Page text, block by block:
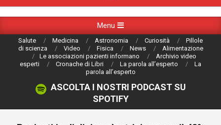
Navigation
Menu
Salute Medicina Astronomia Curiosità
Pillole
di scienza
Video Fisica News
Alimentazione
Le associazioni pazienti informano
Archivio video
esperti
Cronache di Libri La parola all’esperto
La
parola all’esperto
ASCOLTA I NOSTRI PODCAST SU
SPOTIFY